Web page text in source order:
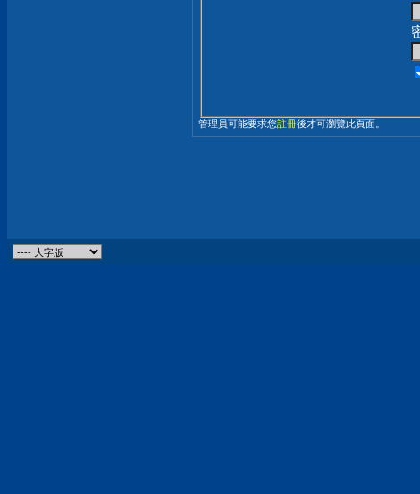
管理員可能要求您註冊後才可瀏覽此頁面。